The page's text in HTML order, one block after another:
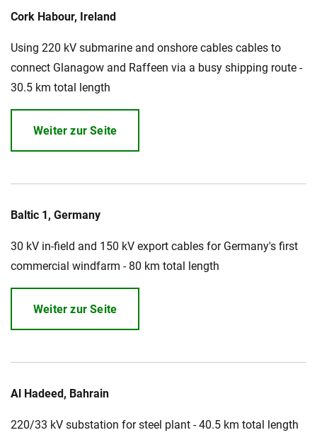
Cork Habour, Ireland
Using 220 kV submarine and onshore cables cables to
connect Glanagow and Raffeen via a busy shipping route -
30.5 km total length
Weiter zur Seite
Baltic 1, Germany
30 kV in-field and 150 kV export cables for Germany's first
commercial windfarm - 80 km total length
Weiter zur Seite
Al Hadeed, Bahrain
220/33 kV substation for steel plant - 40.5 km total length